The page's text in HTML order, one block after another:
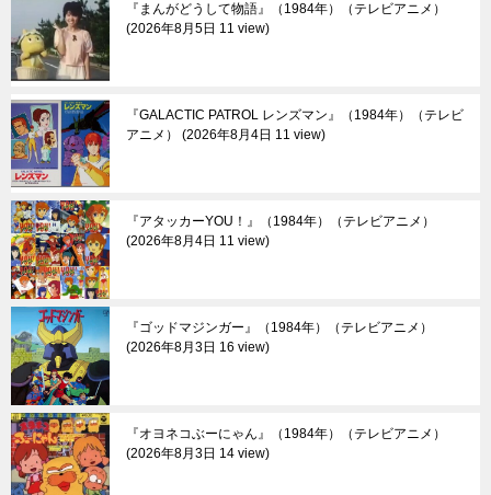
『まんがどうして物語』（1984年）（テレビアニメ）
2026年8月5日 11 view
『GALACTIC PATROL レンズマン』（1984年）（テレビ
アニメ）
2026年8月4日 11 view
『アタッカーYOU！』（1984年）（テレビアニメ）
2026年8月4日 11 view
『ゴッドマジンガー』（1984年）（テレビアニメ）
2026年8月3日 16 view
『オヨネコぶーにゃん』（1984年）（テレビアニメ）
2026年8月3日 14 view